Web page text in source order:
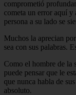
comprometió
cometa un error aquí y
persona a su lado se
Muchos la aprecian
sea con sus palabras.
Como el hombre de la
puede pensar que le
que nunca habla de
absoluto.